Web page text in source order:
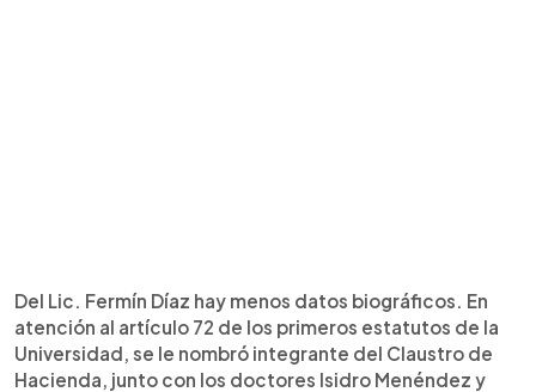
Del Lic. Fermín Díaz hay menos datos biográficos. En
atención al artículo 72 de los primeros estatutos de la
Universidad, se le nombró integrante del Claustro de
Hacienda, junto con los doctores Isidro Menéndez y